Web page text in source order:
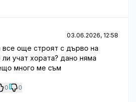
03.06.2026, 12:58
все още строят с дърво на
учат хората? дано няма
много ме съм
0 0